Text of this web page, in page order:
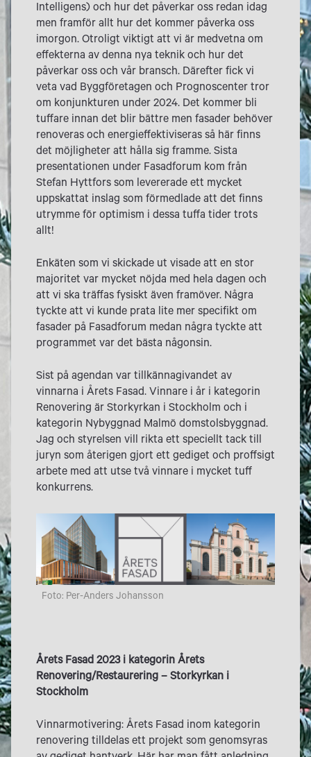
Intelligens) och hur det påverkar oss redan idag
men framför allt hur det kommer påverka oss
imorgon. Otroligt viktigt att vi är medvetna om
effekterna av denna nya teknik och hur det
påverkar oss och vår bransch. Därefter fick vi
veta vad Byggföretagen och Prognoscenter tror
om konjunkturen under 2024. Det kommer bli
tuffare innan det blir bättre men fasader behöver
renoveras och energieffektiviseras så här finns
det möjligheter att hålla sig framme. Sista
presentationen under Fasadforum kom från
Stefan Hyttfors som levererade ett mycket
uppskattat inslag som förmedlade att det finns
utrymme för optimism i dessa tuffa tider trots
allt!
Enkäten som vi skickade ut visade att en stor
majoritet var mycket nöjda med hela dagen och
att vi ska träffas fysiskt även framöver. Några
tyckte att vi kunde prata lite mer specifikt om
fasader på Fasadforum medan några tyckte att
programmet var det bästa någonsin.
Sist på agendan var tillkännagivandet av
vinnarna i Årets Fasad. Vinnare i år i kategorin
Renovering är Storkyrkan i Stockholm och i
kategorin Nybyggnad Malmö domstolsbyggnad.
Jag och styrelsen vill rikta ett speciellt tack till
juryn som återigen gjort ett gediget och proffsigt
arbete med att utse två vinnare i mycket tuff
konkurrens.
Foto: Per-Anders Johansson
Årets Fasad 2023 i kategorin Årets
Renovering/Restaurering – Storkyrkan i
Stockholm
Vinnarmotivering: Årets Fasad inom kategorin
renovering tilldelas ett projekt som genomsyras